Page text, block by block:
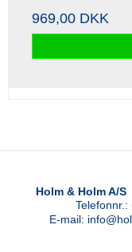
969,00 DKK
Holm & Holm A/S
Telefonnr.:
E-mail: